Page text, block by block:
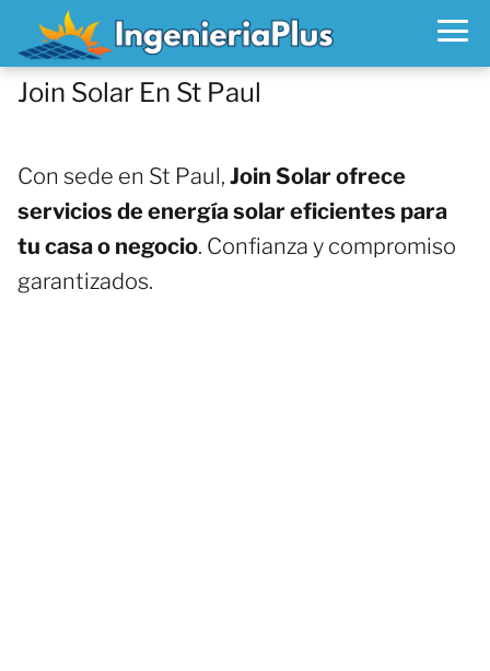
Join Solar En St Paul
Con sede en St Paul, Join Solar ofrece
servicios de energía solar eficientes para
tu casa o negocio. Confianza y compromiso
garantizados.